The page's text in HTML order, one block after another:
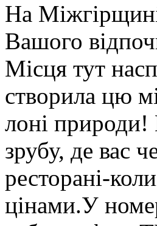
На
Вашого
Місця тут
створила цю
лоні природи!
зрубу, де вас
ресторані-
цінами.У